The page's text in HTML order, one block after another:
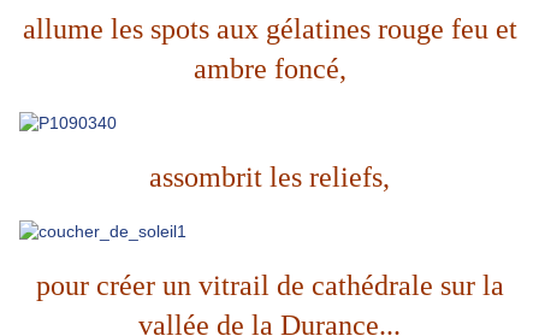
allume les spots aux gélatines rouge feu et
ambre foncé,
assombrit les reliefs,
pour créer un vitrail de cathédrale sur la
vallée de la Durance...